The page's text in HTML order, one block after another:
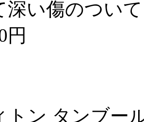
深い傷のつい
円
トン タンブー